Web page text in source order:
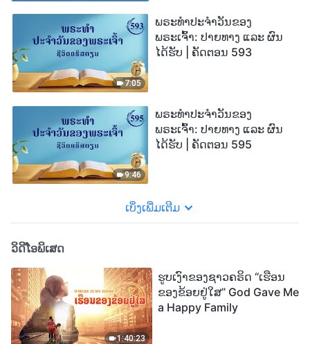
7:05
ພຣະທຳປະຈຳວັນຂອງ
ພຣະເຈົ້າ: ປາຍທາງ ແລະ ຜົນ
ໄດ້ຮັບ | ຄັດຕອນ 593
9:46
ພຣະທຳປະຈຳວັນຂອງ
ພຣະເຈົ້າ: ປາຍທາງ ແລະ ຜົນ
ໄດ້ຮັບ | ຄັດຕອນ 595
ເບິ່ງເພີ່ມເຕີມ
ວິດີໂອພິເສດ
1:40:23
ຮູບເງົາຂອງຊາວຄຣິດ “ເຮືອນ
ຂອງຂ້ອຍຢູ່ໃສ” God Gave Me
a Happy Family